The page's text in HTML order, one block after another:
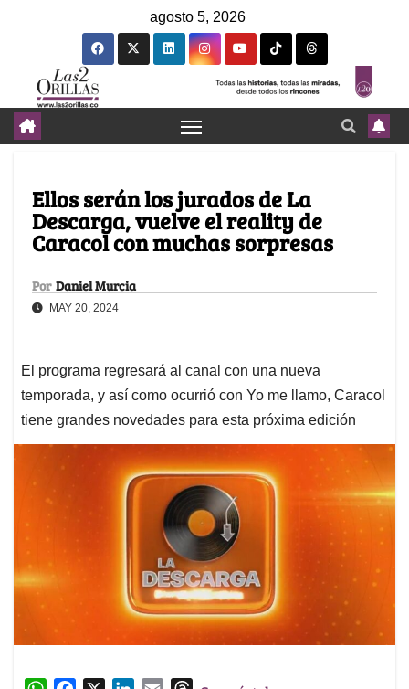
agosto 5, 2026
Ellos serán los jurados de La
Descarga, vuelve el reality de
Caracol con muchas sorpresas
Por Daniel Murcia
MAY 20, 2024
El programa regresará al canal con una nueva
temporada, y así como ocurrió con Yo me llamo, Caracol
tiene grandes novedades para esta próxima edición